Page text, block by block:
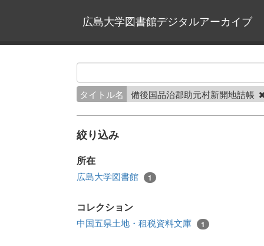
広島大学図書館デジタルアーカイブ
タイトル名 備後国品治郡助元村新開地詰帳
絞り込み
所在
広島大学図書館 1
コレクション
中国五県土地・租税資料文庫 1